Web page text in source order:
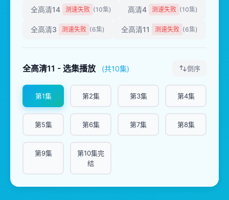
全高清14 测速失败 (10集) 高清4 测速失败 (10集)
全高清3 测速失败 (6集) 全高清11 测速失败 (6集)
全高清11 - 选集播放 (共10集) 倒序
第1集 第2集 第3集 第4集
第5集 第6集 第7集 第8集
第9集
第10集完
结